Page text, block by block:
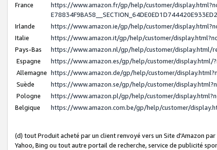
France
https://www.amazon.fr/gp/help/customer/
Irlande
https://www.amazon.ie/gp/help/customer/
Italie
https://www.amazon.it/gp/help/customer/
Pays-Bas
https://www.amazon.nl/gp/help/customer/display.html/
Espagne
https://www.amazon.es/gp/help/customer/display.html/
Allemagne https://www.amazon.de/gp/help/customer/
Suède
https://www.amazon.se/gp/help/customer/
Pologne
https://www.amazon.pl/gp/help/customer/
Belgique
https://www.amazon.com.be/gp/help/customer/
(d) tout Produit acheté par un client renvoyé vers un Site d'Amazon
Yahoo, Bing ou tout autre portail de recherche, service de publicité